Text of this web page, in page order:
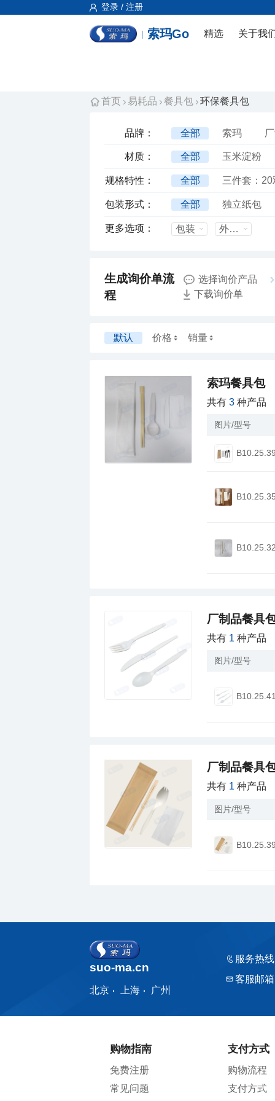
登录 / 注册
索玛Go 精选 关于我
首页 易耗品 餐具包 环保餐具包
品牌： 全部 索玛
材质： 全部 玉米淀粉
规格特性： 全部
三件套：
三件套：刀L185mm
四件套：配淀粉勺&
包装形式： 全部 独立纸包
更多选项： 包装 外箱尺寸mm
程
选择询价产品
下载询价单
默认 价格 销量
索玛餐具包
共有3 种产品
图片/型号
厂制品餐具
共有 1 种产品
图片/型号
厂制品餐具
共有 1 种产品
图片/型号
suo-ma.cn
北京 上海 广州
服务热
客服邮
购物指南
免费注册
常见问题
支付方式
购物流程
支付方式